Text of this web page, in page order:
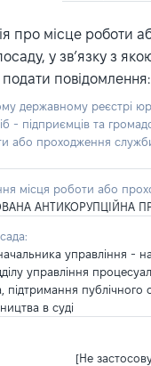
про місце роботи
у зв’язку з
подати повідомлення:
державному реєстрі
- підприємців та
або проходження
місця роботи або
АНТИКОРУПЦІЙНА
управління -
управління
підтримання публічного
в суді
[Не